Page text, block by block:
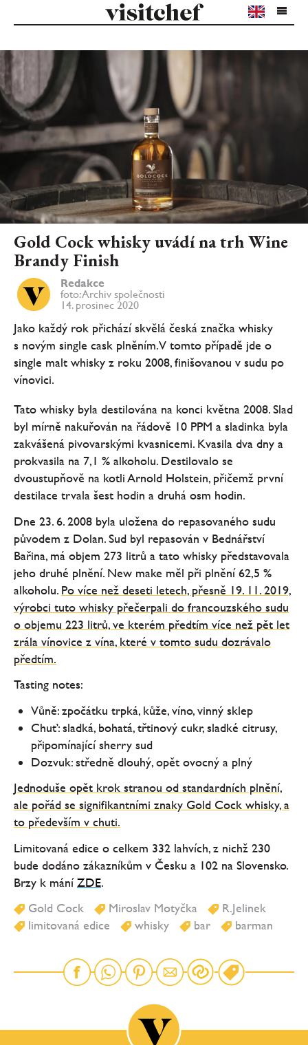
Gold Cock whisky uvádí na trh Wine
Brandy Finish
Redakce
foto: Archiv společnosti
14. prosinec 2020
Jako každý rok přichází skvělá česká značka whisky
s novým single cask plněním. V tomto případě jde o
single malt whisky z roku 2008, finišovanou v sudu po
vínovici.
Tato whisky byla destilována na konci května 2008. Slad
byl mírně nakuřován na řádově 10 PPM a sladinka byla
zakvášená pivovarskými kvasnicemi. Kvasila dva dny a
prokvasila na 7,1 % alkoholu. Destilovalo se
dvoustupňově na kotli Arnold Holstein, přičemž první
destilace trvala šest hodin a druhá osm hodin.
Dne 23. 6. 2008 byla uložena do repasovaného sudu
původem z Dolan. Sud byl repasován v Bednářství
Bařina, má objem 273 litrů a tato whisky představovala
jeho druhé plnění. New make měl při plnění 62,5 %
alkoholu. Po více než deseti letech, přesně 19. 11. 2019,
výrobci tuto whisky přečerpali do francouzského sudu
o objemu 223 litrů, ve kterém předtím více než pět let
zrála vínovice z vína, které v tomto sudu dozrávalo
předtím.
Tasting notes:
Vůně: zpočátku trpká, kůže, víno, vinný sklep
Chuť: sladká, bohatá, třtinový cukr, sladké citrusy,
připomínající sherry sud
Dozvuk: středně dlouhý, opět ovocný a plný
Jednoduše opět krok stranou od standardních plnění,
ale pořád se signifikantními znaky Gold Cock whisky, a
to především v chuti.
Limitovaná edice o celkem 332 lahvích, z nichž 230
bude dodáno zákazníkům v Česku a 102 na Slovensko.
Brzy k máníZDE.
Gold Cock
Miroslav Motyčka
R.Jelinek
limitovaná edice
whisky bar barman